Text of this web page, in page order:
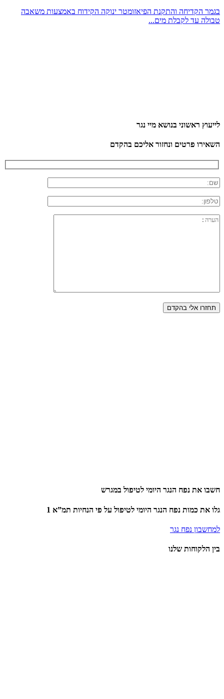
בגמר הקדיחה והתקנת הפיאזומטר ינוקה הקידוח באמצעות משאבה
טבולה עד לקבלת מים...
לייעוץ ראשוני בנושא מיי נגר
השאירו פרטים ונחזור אליכם בהקדם
חשבו את נפח הנגר היומי לטיפול במגרש
גלו את כמות נפח הנגר היומי לטיפול על פי הנחיות תמ”א 1
למחשבון נפח נגר
בין הלקוחות שלנו